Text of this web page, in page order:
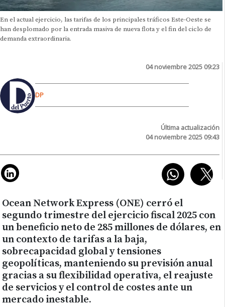
En el actual ejercicio, las tarifas de los principales tráficos Este-Oeste se
han desplomado por la entrada masiva de nueva flota y el fin del ciclo de
demanda extraordinaria.
04 noviembre 2025 09:23
DP
Última actualización
04 noviembre 2025 09:43
Ocean Network Express (ONE) cerró el
segundo trimestre del ejercicio fiscal 2025 con
un beneficio neto de 285 millones de dólares, en
un contexto de tarifas a la baja,
sobrecapacidad global y tensiones
geopolíticas, manteniendo su previsión anual
gracias a su flexibilidad operativa, el reajuste
de servicios y el control de costes ante un
mercado inestable.